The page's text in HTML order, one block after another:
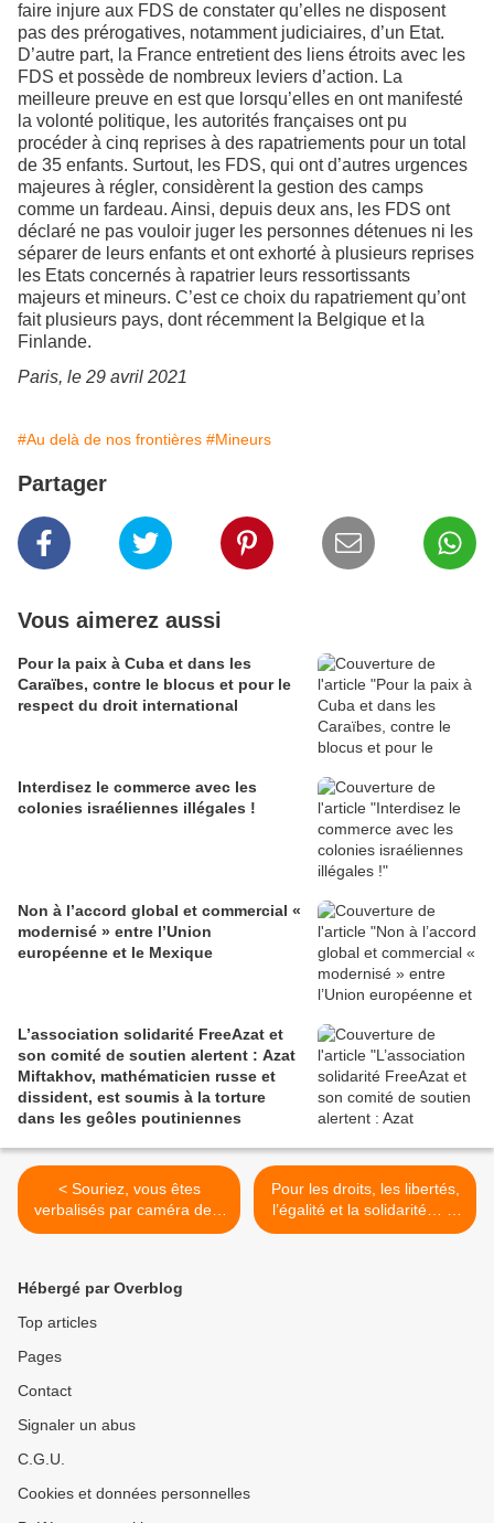
faire injure aux FDS de constater qu’elles ne disposent
pas des prérogatives, notamment judiciaires, d’un Etat.
D’autre part, la France entretient des liens étroits avec les
FDS et possède de nombreux leviers d’action. La
meilleure preuve en est que lorsqu’elles en ont manifesté
la volonté politique, les autorités françaises ont pu
procéder à cinq reprises à des rapatriements pour un total
de 35 enfants. Surtout, les FDS, qui ont d’autres urgences
majeures à régler, considèrent la gestion des camps
comme un fardeau. Ainsi, depuis deux ans, les FDS ont
déclaré ne pas vouloir juger les personnes détenues ni les
séparer de leurs enfants et ont exhorté à plusieurs reprises
les Etats concernés à rapatrier leurs ressortissants
majeurs et mineurs. C’est ce choix du rapatriement qu’ont
fait plusieurs pays, dont récemment la Belgique et la
Finlande.
Paris, le 29 avril 2021
#Au delà de nos frontières #Mineurs
Partager
Vous aimerez aussi
Pour la paix à Cuba et dans les
Caraïbes, contre le blocus et pour le
respect du droit international
Interdisez le commerce avec les
colonies israéliennes illégales !
Non à l’accord global et commercial «
modernisé » entre l’Union
européenne et le Mexique
L’association solidarité FreeAzat et
son comité de soutien alertent : Azat
Miftakhov, mathématicien russe et
dissident, est soumis à la torture
dans les geôles poutiniennes
< Souriez, vous êtes
verbalisés par caméra de «
protection » !
Pour les droits, les libertés,
l’égalité et la solidarité… le
1er Mai >
Hébergé par Overblog
Top articles
Pages
Contact
Signaler un abus
C.G.U.
Cookies et données personnelles